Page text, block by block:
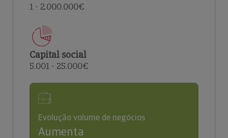
1 - 2.000.000€
Capital social
5.001 - 25.000€
Evolução volume de negócios
Aumenta